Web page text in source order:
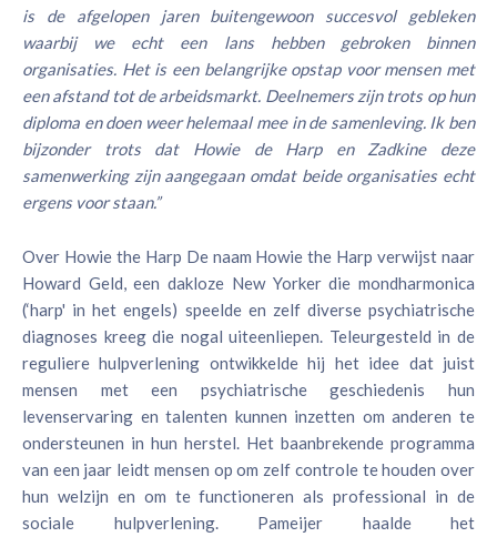
is de afgelopen jaren buitengewoon succesvol gebleken
waarbij we echt een lans hebben gebroken binnen
organisaties. Het is een belangrijke opstap voor mensen met
een afstand tot de arbeidsmarkt. Deelnemers zijn trots op hun
diploma en doen weer helemaal mee in de samenleving. Ik ben
bijzonder trots dat Howie de Harp en Zadkine deze
samenwerking zijn aangegaan omdat beide organisaties echt
ergens voor staan.”
Over Howie the Harp De naam Howie the Harp verwijst naar
Howard Geld, een dakloze New Yorker die mondharmonica
(‘harp' in het engels) speelde en zelf diverse psychiatrische
diagnoses kreeg die nogal uiteenliepen. Teleurgesteld in de
reguliere hulpverlening ontwikkelde hij het idee dat juist
mensen met een psychiatrische geschiedenis hun
levenservaring en talenten kunnen inzetten om anderen te
ondersteunen in hun herstel. Het baanbrekende programma
van een jaar leidt mensen op om zelf controle te houden over
hun welzijn en om te functioneren als professional in de
sociale hulpverlening. Pameijer haalde het